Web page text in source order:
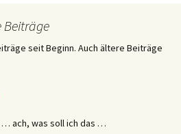
seit Beginn. Auch ältere Beiträge
… ach, was soll ich das …